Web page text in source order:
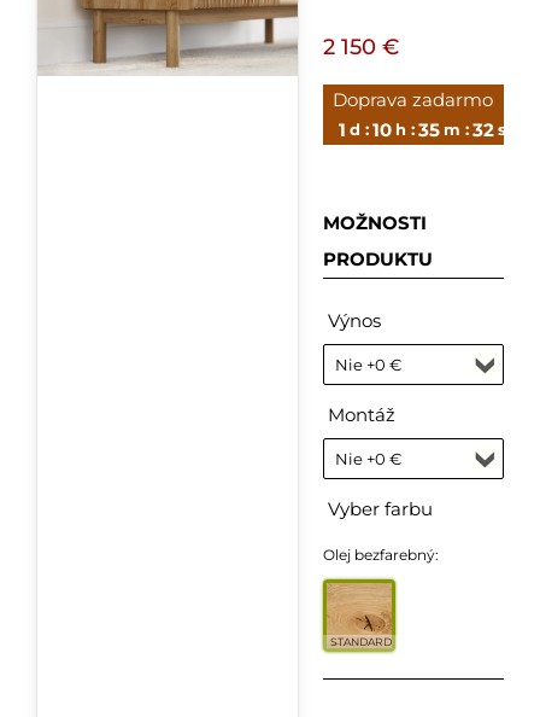
2 150 €
Doprava zadarmo
1 d :10 h :35 m :31 s
MOŽNOSTI
PRODUKTU
Výnos
Montáž
Vyber farbu
Olej bezfarebný:
STANDARD